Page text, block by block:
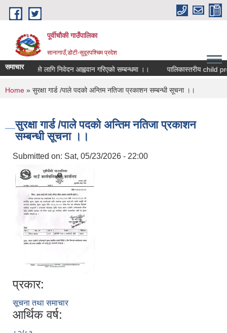
Skip to main content
पूर्वीचौकी गाउँपालिका
सानागाउँ,डोटी-सुदूरपश्चिम प्रदेश
समाचार
सहमतिको लागि निवेदन आह्ववान गरिएको सम्बन्धमा ।।
You are here
Home » सुरक्षा गार्ड /पाले पदको अन्तिम नतिजा प्रकाशन सम्बन्धी सूचना ।।
सुरक्षा गार्ड /पाले पदको अन्तिम नतिजा प्रकाशन
सम्बन्धी सूचना ।।
Submitted on: Sat, 05/23/2026 - 22:00
प्रकार:
सूचना तथा समाचार
आर्थिक वर्ष: